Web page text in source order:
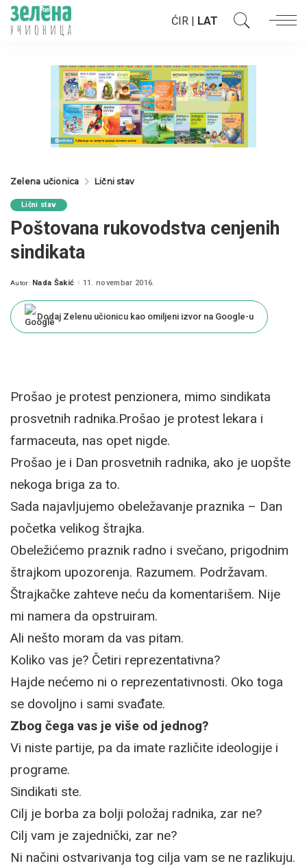
ĆIR | LAT
Zelena učionica Lični stav
Lični stav
Poštovana rukovodstva cenjenih
sindikata
Posted
Autor: Nada Šakić 11. novembar 2016.
Dodaj Zelenu učionicu kao omiljeni izvor na Google-u
Prošao je protest penzionera, mimo sindikata
prosvetnih radnika.Prošao je protest lekara i
farmaceuta, nas opet nigde.
Prošao je i Dan prosvetnih radnika, ako je uopšte
nekoga briga za to.
Sada najavljujemo obeležavanje praznika – Dan
početka velikog štrajka.
Obeležićemo praznik radno i svečano, prigodnim
štrajkom upozorenja. Razumem. Podržavam.
Štrajkačke zahteve neću da komentarišem. Nije
mi namera da opstruiram.
Ali nešto moram da vas pitam.
Koliko vas je? Četiri reprezentativna?
Hajde nećemo ni o reprezentativnosti. Oko toga
se dovoljno i sami svađate.
Zbog čega vas je više od jednog?
Vi niste partije, pa da imate različite ideologije i
programe.
Sindikati ste.
Cilj je borba za bolji položaj radnika, zar ne?
Cilj vam je zajednički, zar ne?
Ni načini ostvarivanja tog cilja vam se ne razlikuju.